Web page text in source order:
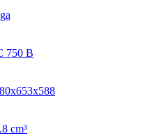
750 B
cm³